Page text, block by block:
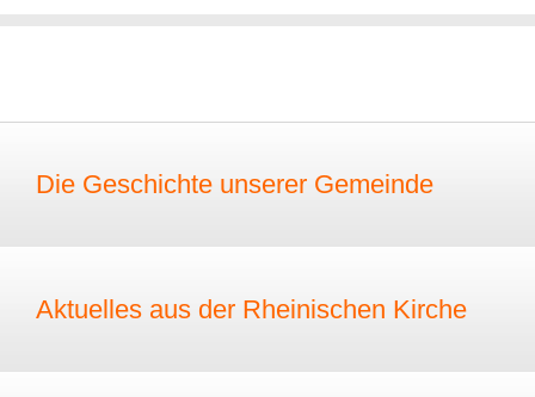
Die Geschichte unserer Gemeinde
Aktuelles aus der Rheinischen Kirche